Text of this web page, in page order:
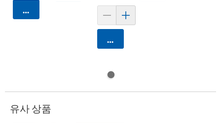
카트에 담기
카트에 담기
유사 상품